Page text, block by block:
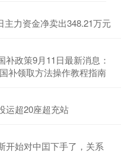
主力资金净卖出348.21万元
政策9月11日最新消息：
补领取方法操作教程指南
运超20座超充站
开始对中囯下手了，关系